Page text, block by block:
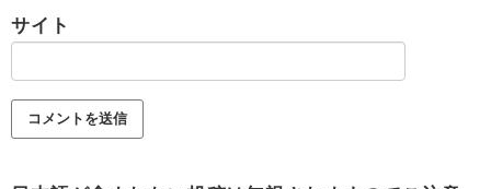
サイト